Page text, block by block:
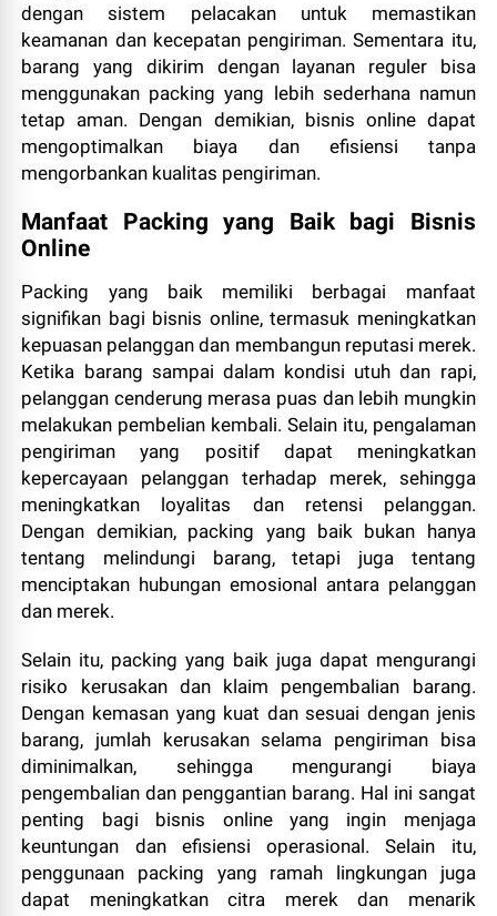
dengan sistem pelacakan untuk memastikan
keamanan dan kecepatan pengiriman. Sementara itu,
barang yang dikirim dengan layanan reguler bisa
menggunakan packing yang lebih sederhana namun
tetap aman. Dengan demikian, bisnis online dapat
mengoptimalkan biaya dan efisiensi tanpa
mengorbankan kualitas pengiriman.
Manfaat Packing yang Baik bagi Bisnis
Online
Packing yang baik memiliki berbagai manfaat
signifikan bagi bisnis online, termasuk meningkatkan
kepuasan pelanggan dan membangun reputasi merek.
Ketika barang sampai dalam kondisi utuh dan rapi,
pelanggan cenderung merasa puas dan lebih mungkin
melakukan pembelian kembali. Selain itu, pengalaman
pengiriman yang positif dapat meningkatkan
kepercayaan pelanggan terhadap merek, sehingga
meningkatkan loyalitas dan retensi pelanggan.
Dengan demikian, packing yang baik bukan hanya
tentang melindungi barang, tetapi juga tentang
menciptakan hubungan emosional antara pelanggan
dan merek.
Selain itu, packing yang baik juga dapat mengurangi
risiko kerusakan dan klaim pengembalian barang.
Dengan kemasan yang kuat dan sesuai dengan jenis
barang, jumlah kerusakan selama pengiriman bisa
diminimalkan, sehingga mengurangi biaya
pengembalian dan penggantian barang. Hal ini sangat
penting bagi bisnis online yang ingin menjaga
keuntungan dan efisiensi operasional. Selain itu,
penggunaan packing yang ramah lingkungan juga
dapat meningkatkan citra merek dan menarik